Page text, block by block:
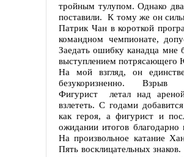
тройным тулупом. Однако
поставили. К тому же он
Патрик Чан в короткой
командном чемпионате,
Заедать ошибку канадца мне
выступлением
На мой взгляд, он
безукоризненно. Взрыв
Фигурист летал над
взлететь. С годами
как героя, а фигурист и
ожидании итогов благодарно
На произвольное катание
Пять восклицательных